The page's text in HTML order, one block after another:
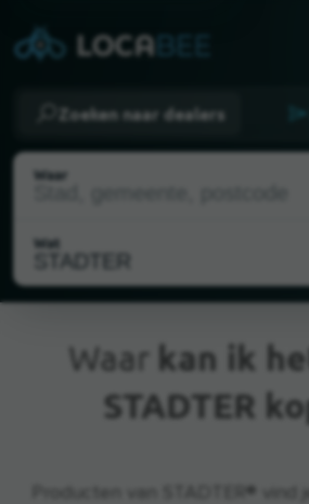
Zoeken naar dealers
Waar
Wat
Huidige locatie
Waar kan ik
STADTER
Producten van STADTER® vind